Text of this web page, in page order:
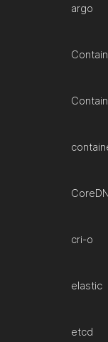
argo
cri-o
elastic
etcd